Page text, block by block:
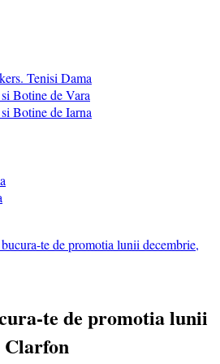
Tenisi Dama
Botine de Vara
Botine de Iarna
te de promotia lunii decembrie,
te de promotia lunii
Clarfon